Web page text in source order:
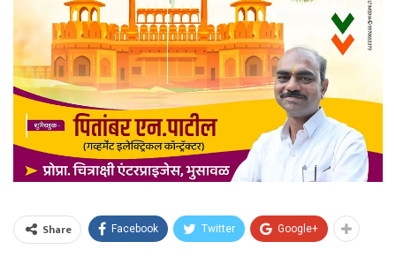
Share Facebook Twitter Google+